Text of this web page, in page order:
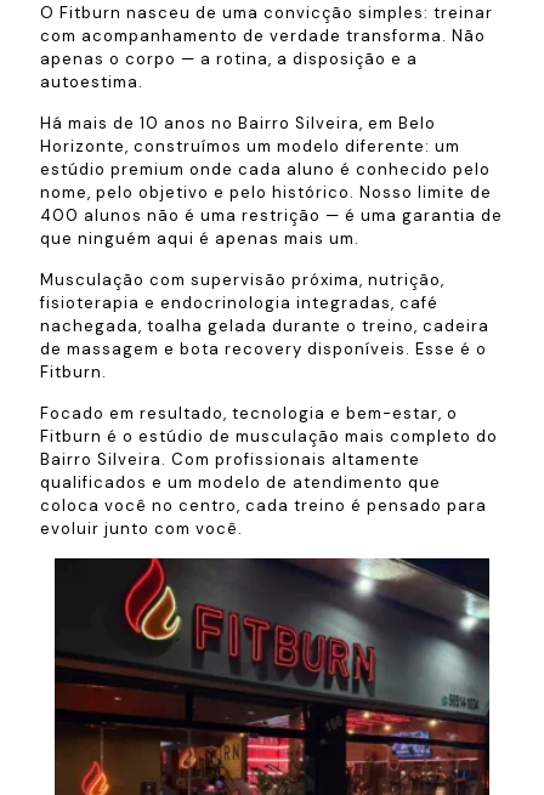
O Fitburn nasceu de uma convicção simples: treinar
com acompanhamento de verdade transforma. Não
apenas o corpo — a rotina, a disposição e a
autoestima.
Há mais de 10 anos no Bairro Silveira, em Belo
Horizonte, construímos um modelo diferente: um
estúdio premium onde cada aluno é conhecido pelo
nome, pelo objetivo e pelo histórico. Nosso limite de
400 alunos não é uma restrição — é uma garantia de
que ninguém aqui é apenas mais um.
Musculação com supervisão próxima, nutrição,
fisioterapia e endocrinologia integradas, café
nachegada, toalha gelada durante o treino, cadeira
de massagem e bota recovery disponíveis. Esse é o
Fitburn.
Focado em resultado, tecnologia e bem-estar, o
Fitburn é o estúdio de musculação mais completo do
Bairro Silveira. Com profissionais altamente
qualificados e um modelo de atendimento que
coloca você no centro, cada treino é pensado para
evoluir junto com você.